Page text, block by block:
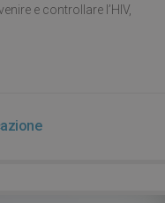
e controllare l’HIV,